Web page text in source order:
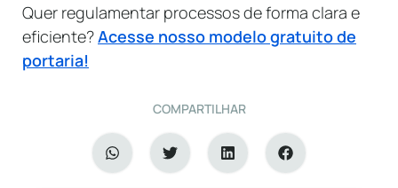
Quer regulamentar processos de forma clara e
eficiente?Acesse nosso modelo gratuito de
portaria!
COMPARTILHAR